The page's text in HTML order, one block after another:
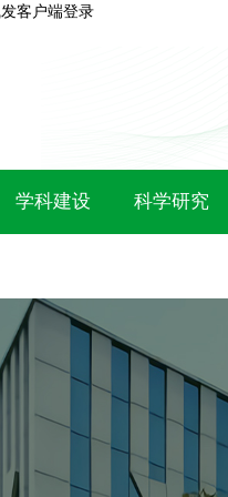
客户端登录
学科建设 科学研究